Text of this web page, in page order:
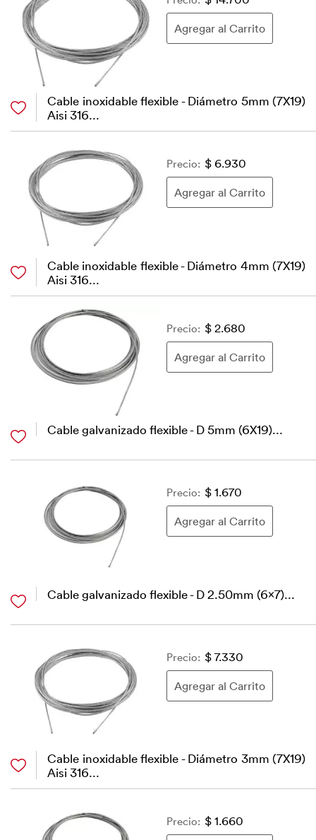
Cable inoxidable flexible - Diámetro 5mm (7X19)
Aisi 316...
Precio: $ 6.930
Cable inoxidable flexible - Diámetro 4mm (7X19)
Aisi 316...
Precio: $ 2.680
Cable galvanizado flexible - D 5mm (6X19)...
Precio: $ 1.670
Cable galvanizado flexible - D 2.50mm (6x7)...
Precio: $ 7.330
Cable inoxidable flexible - Diámetro 3mm (7X19)
Aisi 316...
Precio: $ 1.660